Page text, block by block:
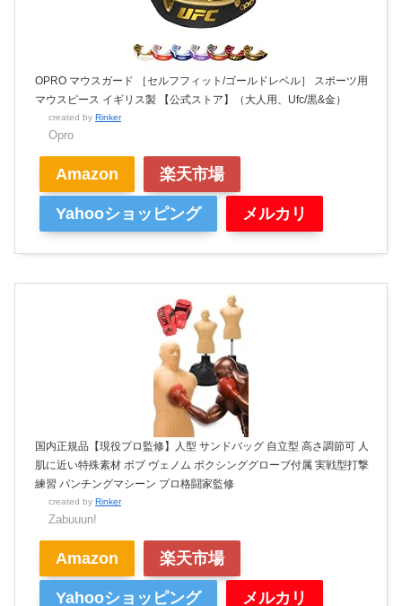
OPRO マウスガード ［セルフフィット/ゴールドレベル］ スポーツ用
マウスピース イギリス製 【公式ストア】（大人用、Ufc/黒&金）
created by Rinker
Opro
Amazon 楽天市場
Yahooショッピング メルカリ
国内正規品【現役プロ監修】人型 サンドバッグ 自立型 高さ調節可 人
肌に近い特殊素材 ボブ ヴェノム ボクシンググローブ付属 実戦型打撃
練習 パンチングマシーン プロ格闘家監修
created by Rinker
Zabuuun!
Amazon 楽天市場
Yahooショッピング メルカリ